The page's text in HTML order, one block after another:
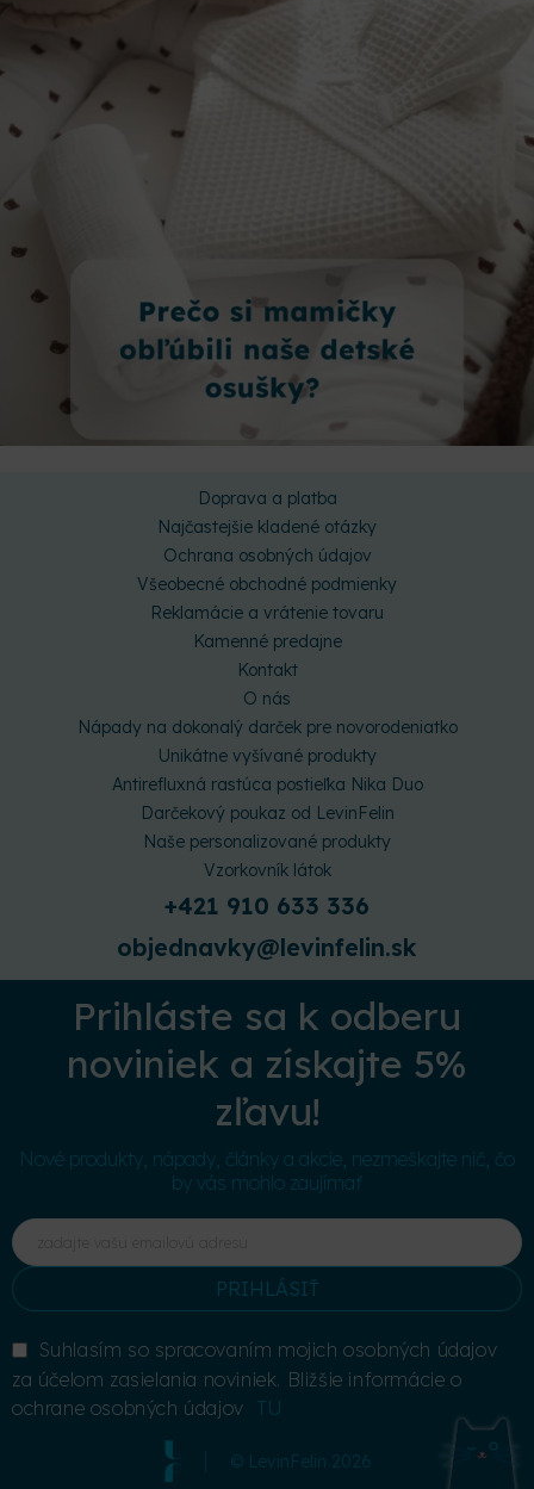
Doprava a platba
Najčastejšie kladené otázky
Ochrana osobných údajov
Všeobecné obchodné podmienky
Reklamácie a vrátenie tovaru
Kamenné predajne
Kontakt
O nás
Nápady na dokonalý darček pre novorodeniatko
Unikátne vyšívané produkty
Antirefluxná rastúca postieľka Nika Duo
Darčekový poukaz od LevinFelin
Naše personalizované produkty
Vzorkovník látok
+421 910 633 336
objednavky@levinfelin.sk
Prihláste sa k odberu
noviniek a získajte 5%
zľavu!
Nové produkty, nápady, články a akcie, nezmeškajte nič, čo
by vás mohlo zaujímať
PRIHLÁSIŤ
Suhlasím so spracovaním mojich osobných údajov
za účelom zasielania noviniek. Bližšie informácie o
ochrane osobných údajov TU